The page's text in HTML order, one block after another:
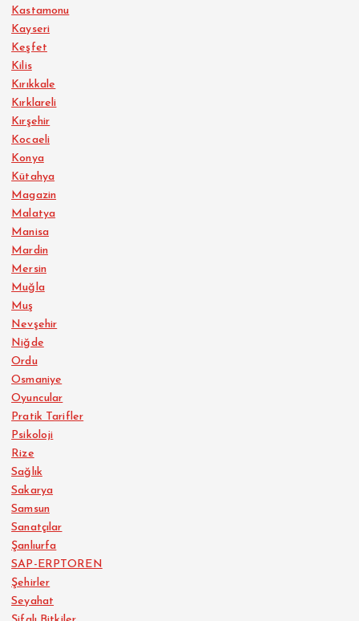
Kastamonu
Kayseri
Keşfet
Kilis
Kırıkkale
Kırklareli
Kırşehir
Kocaeli
Konya
Kütahya
Magazin
Malatya
Manisa
Mardin
Mersin
Muğla
Muş
Nevşehir
Niğde
Ordu
Osmaniye
Oyuncular
Pratik Tarifler
Psikoloji
Rize
Sağlık
Sakarya
Samsun
Sanatçılar
Şanlıurfa
SAP-ERPTOREN
Şehirler
Seyahat